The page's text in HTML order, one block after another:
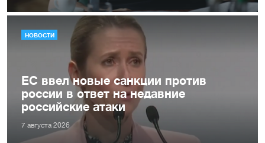
НОВОСТИ
ЕС ввел новые санкции против
россии в ответ на недавние
российские атаки
7 августа 2026